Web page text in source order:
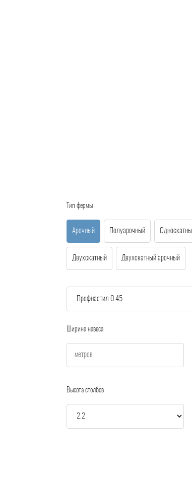
Тип фермы
Арочный Полуарочный
Двухскатный Двухскатный арочный
Ширина навеса
Высота столбов